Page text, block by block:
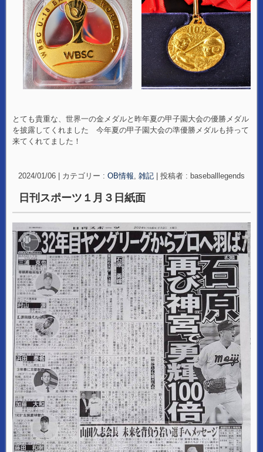
とても貴重な、世界一の金メダルと昨年夏の甲子園大会の優勝メダル
を披露してくれました 今年夏の甲子園大会の準優勝メダルも持って
来てくれてました！
2024/01/06 | カテゴリー : OB情報 雑記 | 投稿者 : baseballlegends
日刊スポーツ１月３日紙面